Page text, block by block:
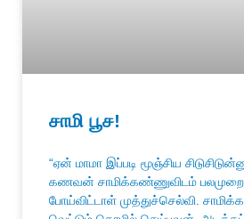
சாமி பூச!
“ஏன் மாமா இப்படி மூஞ்சிய
கணவன் சாமிக்கண்ணுவிடம் பலமுறை
போய்விட்டாள் முத்துச்செல்வி.